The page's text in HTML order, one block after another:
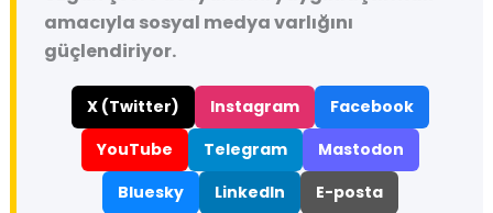
amacıyla sosyal medya varlığını
güçlendiriyor.
X (Twitter) Instagram
Facebook
YouTube
Telegram
Mastodon
Bluesky
LinkedIn E-posta